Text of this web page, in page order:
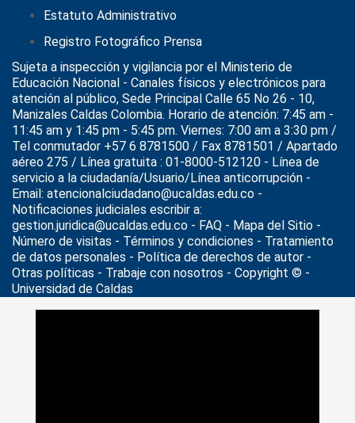
Noticias>Eventos>Actividades en el Centro de Museos
Estatuto Administrativo
Registro Fotográfico Prensa
Sujeta a inspección y vigilancia por el Ministerio de
Educación Nacional - Canales físicos y electrónicos para
atención al público, Sede Principal Calle 65 No 26 - 10,
Manizales Caldas Colombia. Horario de atención: 7:45 am -
11:45 am y 1:45 pm - 5:45 pm. Viernes: 7:00 am a 3:30 pm /
Tel conmutador +57 6 8781500 / Fax 8781501 / Apartado
aéreo 275 / Línea gratuita : 01-8000-512120 - Línea de
servicio a la ciudadanía/Usuario/Línea anticorrupción -
Email: atencionalciudadano@ucaldas.edu.co -
Notificaciones judiciales escribir a:
gestion.juridica@ucaldas.edu.co - FAQ - Mapa del Sitio -
Número de visitas - Términos y condiciones - Tratamiento
de datos personales - Política de derechos de autor -
Otras políticas - Trabaje con nosotros - Copyright © -
Universidad de Caldas